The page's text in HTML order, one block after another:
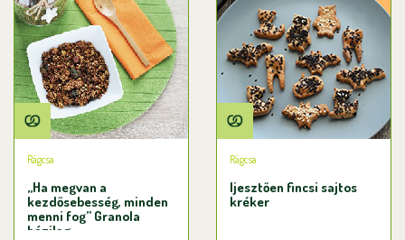
Rágcsa
„Ha megvan a
kezdősebesség, minden
menni fog” Granola
házilag
Rágcsa
Ijesztően fincsi sajtos
kréker